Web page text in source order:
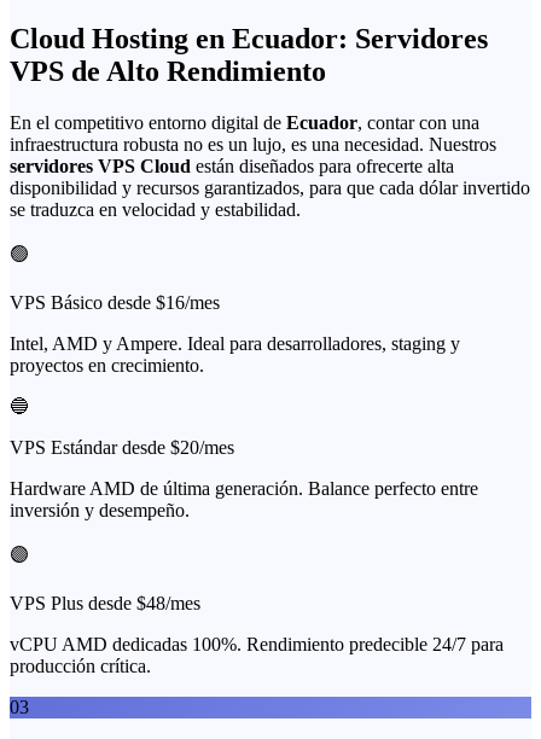
Cloud Hosting en Ecuador: Servidores
VPS de Alto Rendimiento
En el competitivo entorno digital de Ecuador, contar con una
infraestructura robusta no es un lujo, es una necesidad. Nuestros
servidores VPS Cloud están diseñados para ofrecerte alta
disponibilidad y recursos garantizados, para que cada dólar invertido
se traduzca en velocidad y estabilidad.
🟢
VPS Básico desde $16/mes
Intel, AMD y Ampere. Ideal para desarrolladores, staging y
proyectos en crecimiento.
🔵
VPS Estándar desde $20/mes
Hardware AMD de última generación. Balance perfecto entre
inversión y desempeño.
🟣
VPS Plus desde $48/mes
vCPU AMD dedicadas 100%. Rendimiento predecible 24/7 para
producción crítica.
03